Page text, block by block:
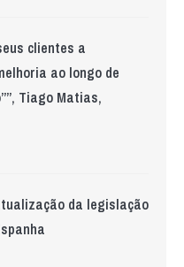
clientes a
ao longo de
Tiago Matias,
da legislação